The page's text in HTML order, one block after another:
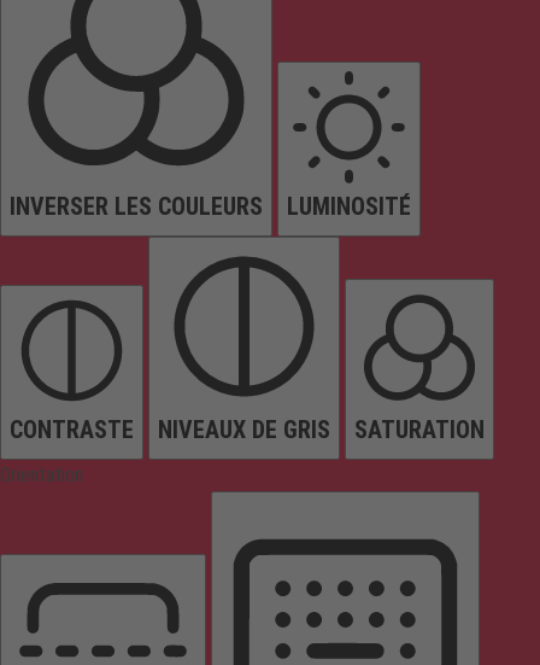
INVERSER LES COULEURS LUMINOSITÉ
CONTRASTE NIVEAUX DE GRIS SATURATION
Orientation